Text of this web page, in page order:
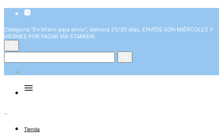
Categoria "En Miami para envio", demora 25/30 dias. ENVÍOS SON MIÉRCOLES Y
VIERNES POR PAGAR VÍA STARKEN.
Tienda